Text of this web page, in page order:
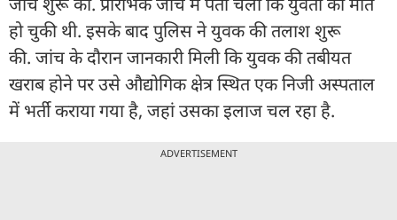
हो चुकी थी. इसके बाद पुलिस ने युवक की तलाश शुरू
की. जांच के दौरान जानकारी मिली कि युवक की तबीयत
खराब होने पर उसे औद्योगिक क्षेत्र स्थित एक निजी अस्पताल
में भर्ती कराया गया है, जहां उसका इलाज चल रहा है.
ADVERTISEMENT